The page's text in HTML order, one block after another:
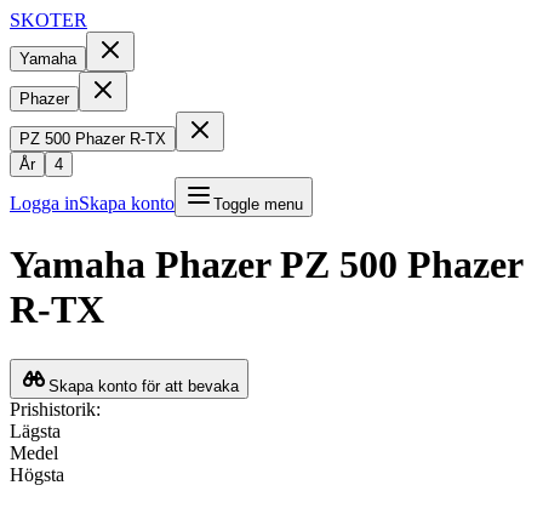
SKOTER
Yamaha
Phazer
PZ 500 Phazer R-TX
År
4
Logga inSkapa konto Toggle menu
Yamaha Phazer PZ 500 Phazer
R-TX
Skapa konto för att bevaka
Prishistorik:
Lägsta
Medel
Högsta